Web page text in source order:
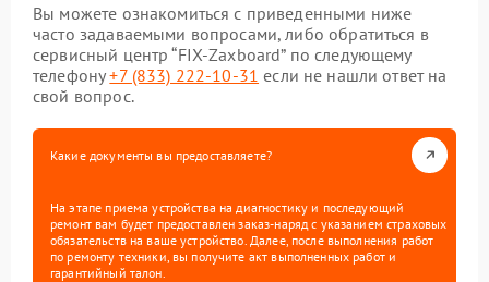
Вы можете ознакомиться с приведенными ниже
часто задаваемыми вопросами, либо обратиться в
сервисный центр “FIX-Zaxboard” по следующему
телефону+7 (833) 222-10-31 если не нашли ответ на
свой вопрос.
Какие документы вы предоставляете?
На этапе приема устройства на диагностику и последующий
ремонт вам будет предоставлен заказ-наряд с указанием страховых
обязательств на ваше устройство. Далее, после выполнения работ
по ремонту техники, вы получите акт выполненных работ и
гарантийный талон.